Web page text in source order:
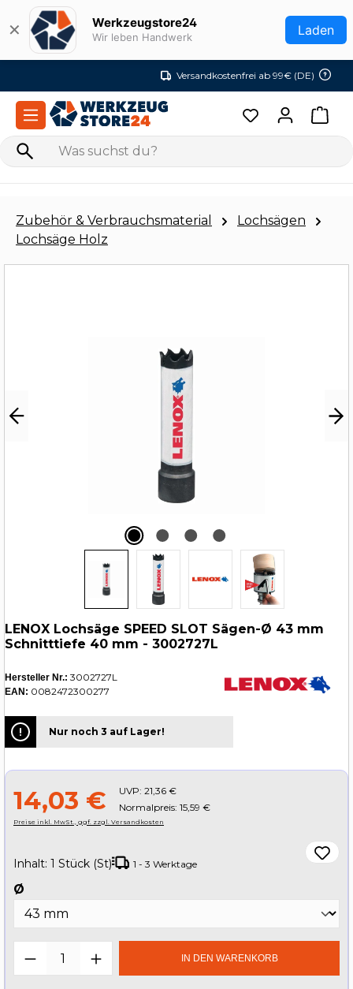
Zum Hauptinhalt springen
✕ Werkzeugstore24
Wir leben Handwerk Laden
Versandkostenfrei ab 99€ (DE)
Zubehör & Verbrauchsmaterial
Lochsägen
Lochsäge Holz
LENOX Lochsäge SPEED SLOT Sägen-Ø 43 mm
Schnitttiefe 40 mm - 3002727L
Hersteller Nr.: 3002727L
EAN: 0082472300277
Nur noch 3 auf Lager!
14,03 € UVP: 21,36 €
Normalpreis: 15,59 €
Preise inkl. MwSt., ggf. zzgl. Versandkosten
Inhalt: 1 Stück (St) 1 - 3 Werktage
Ø
Produkt Anzahl: Gib denIN DEN WARENKORB